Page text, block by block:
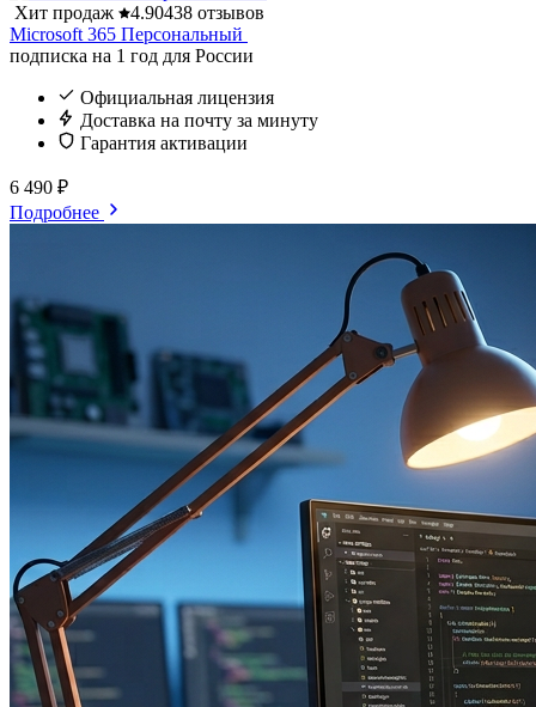
Хит продаж 4.90438 отзывов
Microsoft 365 Персональный
подписка на 1 год для России
Официальная лицензия
Доставка на почту за минуту
Гарантия активации
6 490 ₽
Подробнее